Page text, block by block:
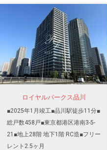
ロイヤルパークス品川
■2025年1月竣工■品川駅徒歩11分■
総戸数458戸■東京都港区港南3-5-
21■地上28階 地下1階 RC造■フリー
レント2.5ヶ月